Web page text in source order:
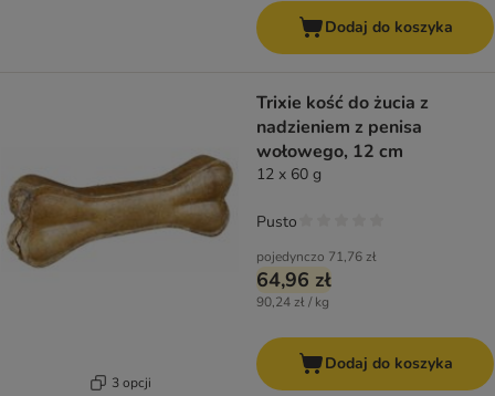
Dodaj do koszyka
3 opcji
Trixie kość do żucia z
nadzieniem z penisa
wołowego, 12 cm
12 x 60 g
pojedynczo 71,76 zł
64,96 zł
90,24 zł / kg
Pusto
Dodaj do koszyka